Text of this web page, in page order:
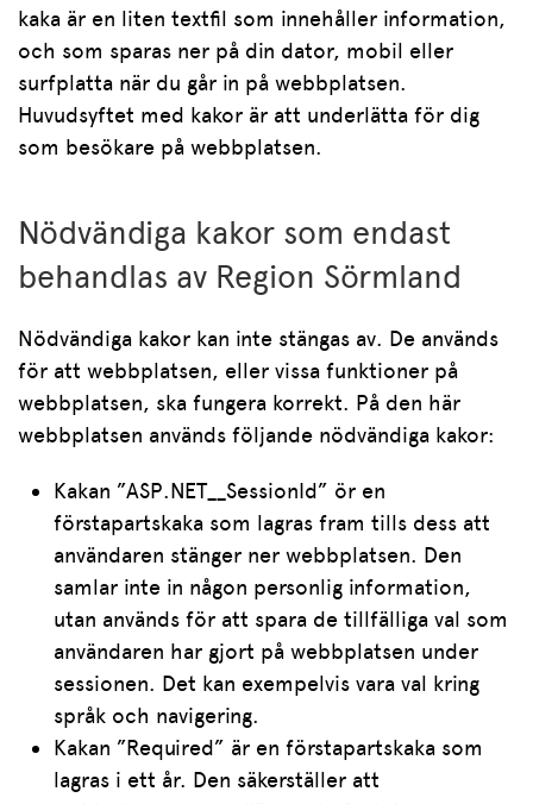
kaka är en liten textfil som innehåller information,
och som sparas ner på din dator, mobil eller
surfplatta när du går in på webbplatsen.
Huvudsyftet med kakor är att underlätta för dig
som besökare på webbplatsen.
Nödvändiga kakor som endast
behandlas av Region Sörmland
Nödvändiga kakor kan inte stängas av. De används
för att webbplatsen, eller vissa funktioner på
webbplatsen, ska fungera korrekt. På den här
webbplatsen används följande nödvändiga kakor:
Kakan ”ASP.NET__SessionId” ör en
förstapartskaka som lagras fram tills dess att
användaren stänger ner webbplatsen. Den
samlar inte in någon personlig information,
utan används för att spara de tillfälliga val som
användaren har gjort på webbplatsen under
sessionen. Det kan exempelvis vara val kring
språk och navigering.
Kakan ”Required” är en förstapartskaka som
lagras i ett år. Den säkerställer att